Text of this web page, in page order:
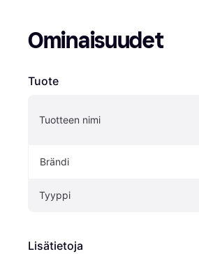
Ominaisuudet
Tuote
Tuotteen nimi
Brändi
Tyyppi
Lisätietoja